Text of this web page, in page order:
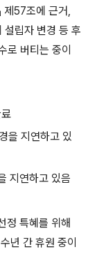
」 제 57조에 근거,
설립자 변경 등 후
로 버티는 중이
을 지연하고 있
지연하고 있음
정 특혜를 위해
년 간 휴원 중이